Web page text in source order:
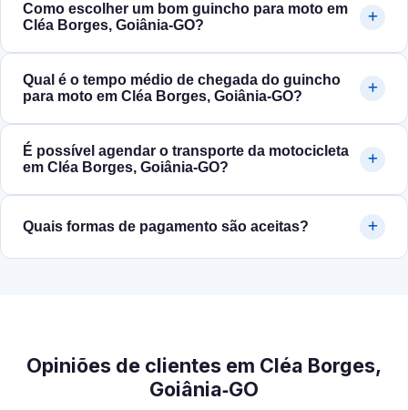
Como escolher um bom guincho para moto em
Cléa Borges, Goiânia‑GO?
Qual é o tempo médio de chegada do guincho
para moto em Cléa Borges, Goiânia‑GO?
É possível agendar o transporte da motocicleta
em Cléa Borges, Goiânia‑GO?
Quais formas de pagamento são aceitas?
Opiniões de clientes em Cléa Borges,
Goiânia‑GO